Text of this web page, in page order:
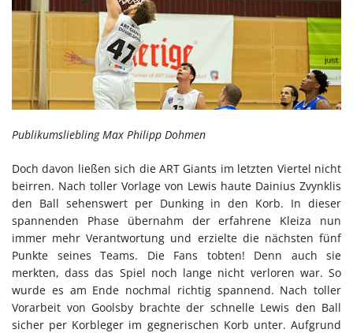
Publikumsliebling Max Philipp Dohmen
Doch davon ließen sich die ART Giants im letzten Viertel nicht
beirren. Nach toller Vorlage von Lewis haute Dainius Zvynklis
den Ball sehenswert per Dunking in den Korb. In dieser
spannenden Phase übernahm der erfahrene Kleiza nun
immer mehr Verantwortung und erzielte die nächsten fünf
Punkte seines Teams. Die Fans tobten! Denn auch sie
merkten, dass das Spiel noch lange nicht verloren war. So
wurde es am Ende nochmal richtig spannend. Nach toller
Vorarbeit von Goolsby brachte der schnelle Lewis den Ball
sicher per Korbleger im gegnerischen Korb unter. Aufgrund